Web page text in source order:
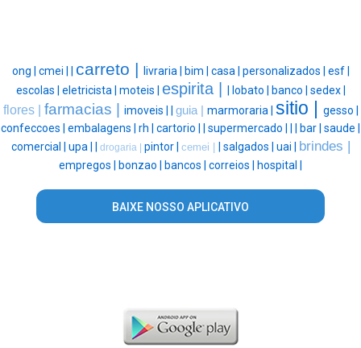
ong | cmei | carreto | livraria | bim | casa | personalizados | esf |
escolas | eletricista | moteis | espirita | lobato | banco | sedex |
flores | farmacias | imoveis | guia | marmoraria | sitio |
gesso |
confeccoes | embalagens | rh | cartorio | supermercado | bar | saude |
comercial | upa | drogaria | pintor | cemei | salgados | uai | brindes |
empregos | bonzao | bancos | correios | hospital |
BAIXE NOSSO APLICATIVO